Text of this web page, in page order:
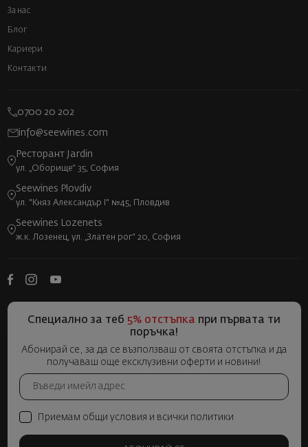
За нас
Блог
Кариери
Контакти
0700 20 202
info@seewines.com
Ресторант Jardin
ул. „Оборище“ 35, София
Seewines Plovdiv
ул. "Княз Александър I" №45, Пловдив
Seewines Lozenets
ж.к. Лозенец, ул. „Златен рог“ 20, София
Специално за теб 5% отстъпка при първата ти
поръчка!
Абонирай се, за да се възползваш от своята отстъпка и да
получаваш още ексклузивни оферти и новини!
Приемам общи условия и всички политики